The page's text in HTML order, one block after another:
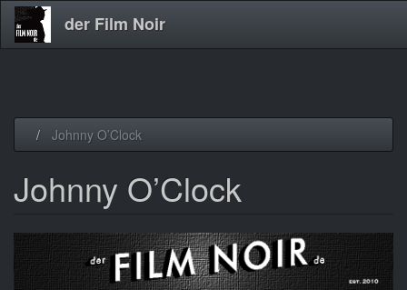
der Film Noir
Johnny O’Clock
Johnny O’Clock